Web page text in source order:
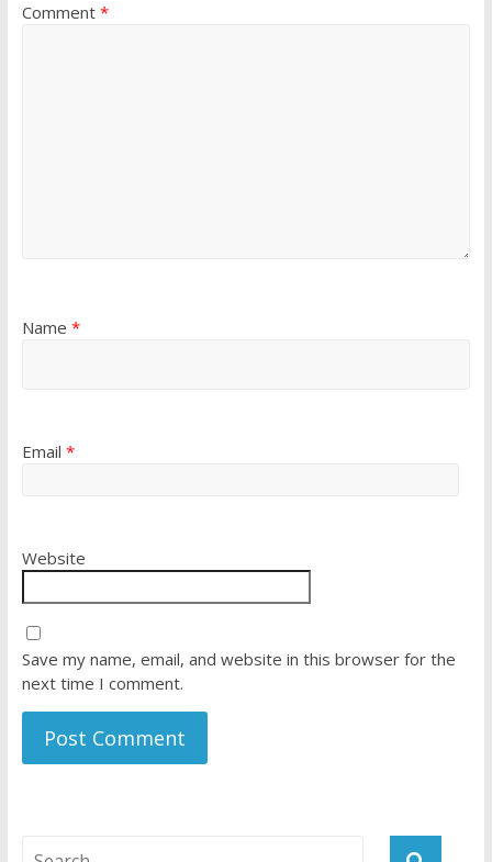
Comment *
Name *
Email *
Website
Save my name, email, and website in this browser for the
next time I comment.